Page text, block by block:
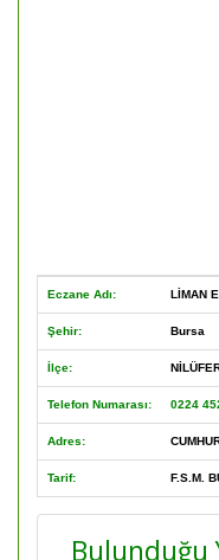
Eczane Adı: LİMAN
Şehir: Bursa
İlçe:
Telefon Numarası: 0224
Adres:
Tarif: F.S.M.
Bulunduğu